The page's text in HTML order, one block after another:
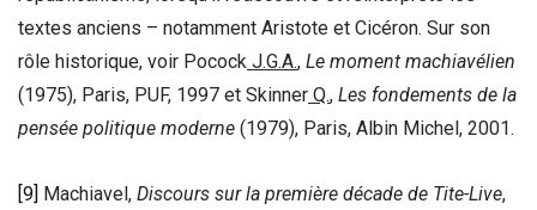
textes anciens – notamment Aristote et Cicéron. Sur son
rôle historique, voir Pocock J.G.A., Le moment machiavélien
(1975), Paris, PUF, 1997 et Skinner Q., Les fondements de la
pensée politique moderne (1979), Paris, Albin Michel, 2001.
[9] Machiavel, Discours sur la première décade de Tite-Live,